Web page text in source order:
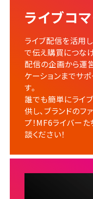
ライブコ
ライブ配信を活用
で伝え購買につな
配信の企画から運
ケーションまでサ
す。
誰でも簡単にライ
供し、ブランドのフ
プ！MF6ライバー
談ください！